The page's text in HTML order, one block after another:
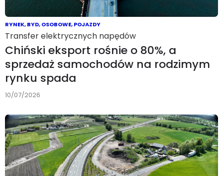
RYNEK,BYD,OSOBOWE,POJAZDY
Transfer elektrycznych napędów
Chiński eksport rośnie o 80%, a
sprzedaż samochodów na rodzimym
rynku spada
10/07/2026